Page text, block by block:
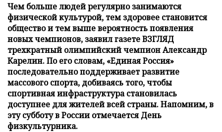
Чем больше людей регулярно занимаются
физической культурой, тем здоровее становится
общество и тем выше вероятность появления
новых чемпионов, заявил газете ВЗГЛЯД
трехкратный олимпийский чемпион Александр
Карелин. По его словам, «Единая Россия»
последовательно поддерживает развитие
массового спорта, добиваясь того, чтобы
спортивная инфраструктура становилась
доступнее для жителей всей страны. Напомним, в
эту субботу в России отмечается День
физкультурника.